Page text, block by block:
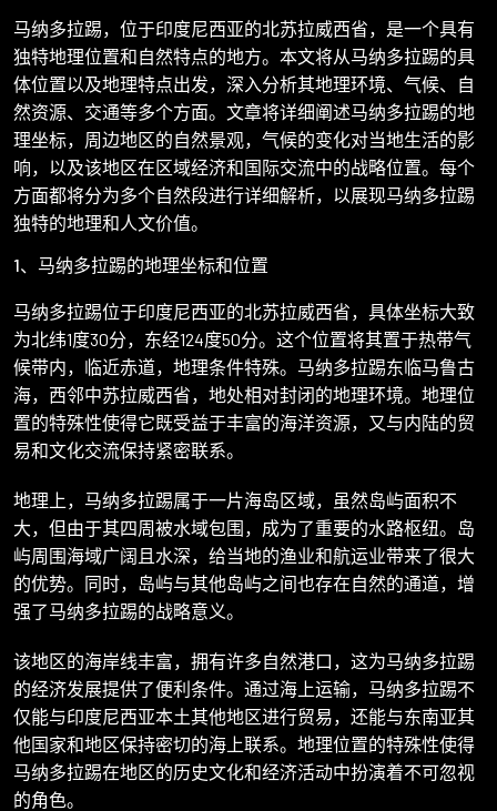
马纳多拉踢，位于印度尼西亚的北苏拉威西省，是一个具有
独特地理位置和自然特点的地方。本文将从马纳多拉踢的具
体位置以及地理特点出发，深入分析其地理环境、气候、自
然资源、交通等多个方面。文章将详细阐述马纳多拉踢的地
理坐标，周边地区的自然景观，气候的变化对当地生活的影
响，以及该地区在区域经济和国际交流中的战略位置。每个
方面都将分为多个自然段进行详细解析，以展现马纳多拉踢
独特的地理和人文价值。
1、马纳多拉踢的地理坐标和位置
马纳多拉踢位于印度尼西亚的北苏拉威西省，具体坐标大致
为北纬1度30分，东经124度50分。这个位置将其置于热带气
候带内，临近赤道，地理条件特殊。马纳多拉踢东临马鲁古
海，西邻中苏拉威西省，地处相对封闭的地理环境。地理位
置的特殊性使得它既受益于丰富的海洋资源，又与内陆的贸
易和文化交流保持紧密联系。
地理上，马纳多拉踢属于一片海岛区域，虽然岛屿面积不
大，但由于其四周被水域包围，成为了重要的水路枢纽。岛
屿周围海域广阔且水深，给当地的渔业和航运业带来了很大
的优势。同时，岛屿与其他岛屿之间也存在自然的通道，增
强了马纳多拉踢的战略意义。
该地区的海岸线丰富，拥有许多自然港口，这为马纳多拉踢
的经济发展提供了便利条件。通过海上运输，马纳多拉踢不
仅能与印度尼西亚本土其他地区进行贸易，还能与东南亚其
他国家和地区保持密切的海上联系。地理位置的特殊性使得
马纳多拉踢在地区的历史文化和经济活动中扮演着不可忽视
的角色。